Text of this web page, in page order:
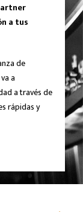
a tus
de
a
a través de
rápidas y